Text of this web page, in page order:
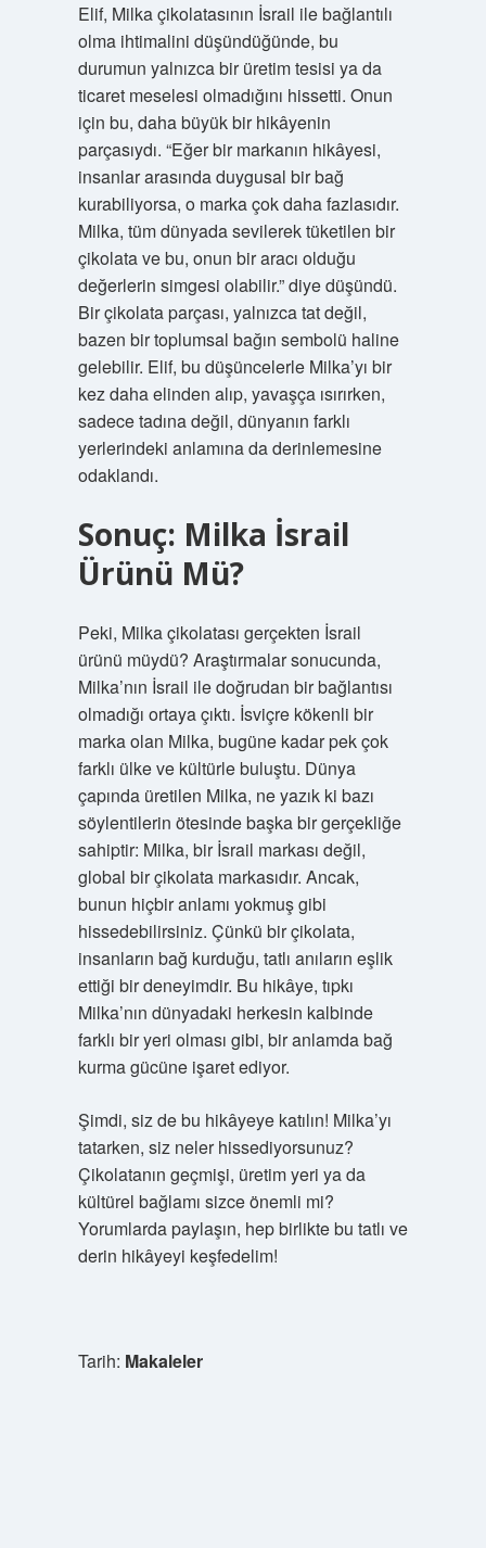
Elif, Milka çikolatasının İsrail ile bağlantılı
olma ihtimalini düşündüğünde, bu
durumun yalnızca bir üretim tesisi ya da
ticaret meselesi olmadığını hissetti. Onun
için bu, daha büyük bir hikâyenin
parçasıydı. “Eğer bir markanın hikâyesi,
insanlar arasında duygusal bir bağ
kurabiliyorsa, o marka çok daha fazlasıdır.
Milka, tüm dünyada sevilerek tüketilen bir
çikolata ve bu, onun bir aracı olduğu
değerlerin simgesi olabilir.” diye düşündü.
Bir çikolata parçası, yalnızca tat değil,
bazen bir toplumsal bağın sembolü haline
gelebilir. Elif, bu düşüncelerle Milka’yı bir
kez daha elinden alıp, yavaşça ısırırken,
sadece tadına değil, dünyanın farklı
yerlerindeki anlamına da derinlemesine
odaklandı.
Sonuç: Milka İsrail
Ürünü Mü?
Peki, Milka çikolatası gerçekten İsrail
ürünü müydü? Araştırmalar sonucunda,
Milka’nın İsrail ile doğrudan bir bağlantısı
olmadığı ortaya çıktı. İsviçre kökenli bir
marka olan Milka, bugüne kadar pek çok
farklı ülke ve kültürle buluştu. Dünya
çapında üretilen Milka, ne yazık ki bazı
söylentilerin ötesinde başka bir gerçekliğe
sahiptir: Milka, bir İsrail markası değil,
global bir çikolata markasıdır. Ancak,
bunun hiçbir anlamı yokmuş gibi
hissedebilirsiniz. Çünkü bir çikolata,
insanların bağ kurduğu, tatlı anıların eşlik
ettiği bir deneyimdir. Bu hikâye, tıpkı
Milka’nın dünyadaki herkesin kalbinde
farklı bir yeri olması gibi, bir anlamda bağ
kurma gücüne işaret ediyor.
Şimdi, siz de bu hikâyeye katılın! Milka’yı
tatarken, siz neler hissediyorsunuz?
Çikolatanın geçmişi, üretim yeri ya da
kültürel bağlamı sizce önemli mi?
Yorumlarda paylaşın, hep birlikte bu tatlı ve
derin hikâyeyi keşfedelim!
Tarih: Makaleler